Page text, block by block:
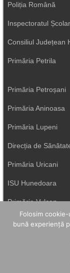
Poliția Română
Inspectoratul
Consiliul Județean
Primăria Petrila
Primăria Petroșani
Primăria Aninoasa
Primăria Lupeni
Direcția de
Primăria Uricani
ISU Hunedoara
Primăria Vulcan
Folosim
bună experiență